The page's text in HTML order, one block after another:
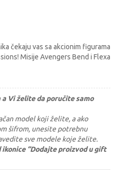
čekaju vas sa akcionim figurama
Misije Avengers Bend i Flexa
Vi želite da poručite samo
model koji želite, a ako
šifrom, unesite potrebnu
sve modele koje želite.
ikonice “Dodajte proizvod u gift